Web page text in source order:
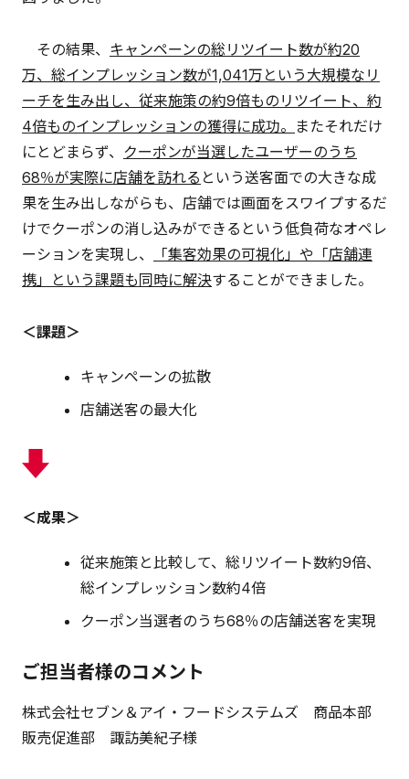
その結果、 キャンペーンの総リツイート数が約20
万、総インプレッション数が1,041万という大規模なリ
ーチを生み出し、従来施策の約9倍ものリツイート、約
4倍ものインプレッションの獲得に成功。
またそれだけ
にとどまらず、 クーポンが当選したユーザーのうち
68％が実際に店舗を訪れる という送客面での大きな成
果を生み出しながらも、店舗では画面をスワイプするだ
けでクーポンの消し込みができるという低負荷なオペレ
ーションを実現し、
「集客効果の可視化」や「店舗連
携」という課題も同時に解決することができました。
＜課題＞
キャンペーンの拡散
店舗送客の最大化
＜成果＞
従来施策と比較して、総リツイート数約9倍、
総インプレッション数約4倍
クーポン当選者のうち68％の店舗送客を実現
ご担当者様のコメント
株式会社セブン＆アイ・フードシステムズ 商品本部
販売促進部 諏訪美紀子様